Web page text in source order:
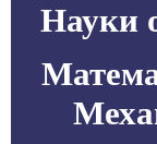
Науки